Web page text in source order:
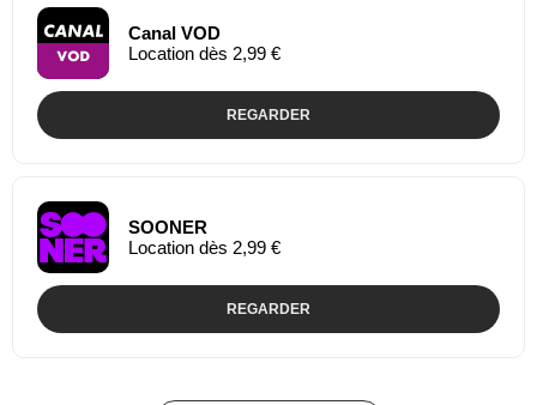
Canal VOD
Location dès 2,99 €
REGARDER
SOONER
Location dès 2,99 €
REGARDER